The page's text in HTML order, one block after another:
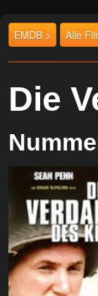
EMDB > Alle
Die